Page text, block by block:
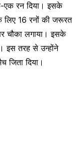
एक रन दिया। इसके
लिए 16 रनों की जरूरत
चौका लगाया। इसके
इस तरह से उन्होंने
जिता दिया।